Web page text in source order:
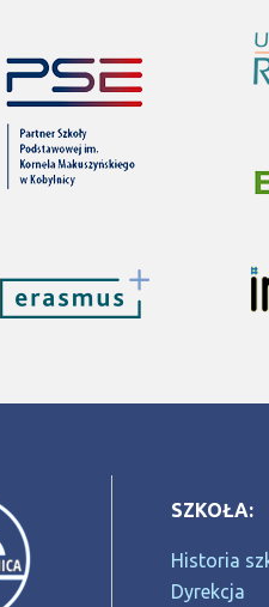
SZKOŁA:
Historia
Dyrekcja